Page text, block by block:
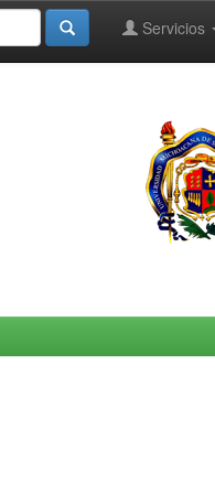
Servicios